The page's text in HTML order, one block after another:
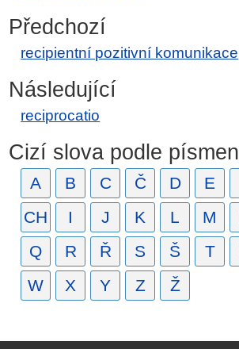
Předchozí
recipientní pozitivní komunikace
Následující
reciprocatio
Cizí slova podle písmen
A B C Č D E
CH
I J K L M
Q
R Ř S Š T
W
X Y Z Ž